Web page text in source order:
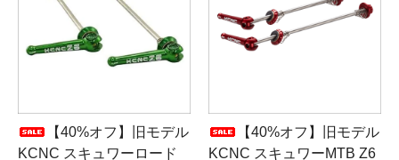
【40%オフ】旧モデル
KCNC スキュワーロード
【40%オフ】旧モデル
KCNC スキュワーMTB Z6